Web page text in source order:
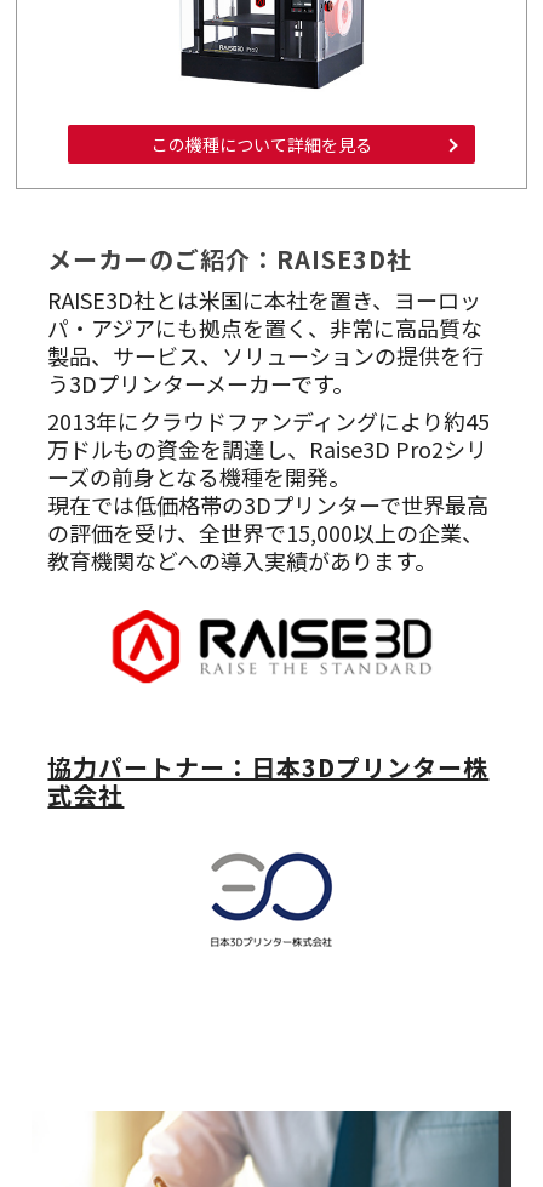
この機種について詳細を見る
メーカーのご紹介：RAISE3D社
RAISE3D社とは米国に本社を置き、ヨーロッ
パ・アジアにも拠点を置く、非常に高品質な
製品、サービス、ソリューションの提供を行
う3Dプリンターメーカーです。
2013年にクラウドファンディングにより約45
万ドルもの資金を調達し、Raise3D Pro2シリ
ーズの前身となる機種を開発。
現在では低価格帯の3Dプリンターで世界最高
の評価を受け、全世界で15,000以上の企業、
教育機関などへの導入実績があります。
協力パートナー：日本3Dプリンター株
式会社